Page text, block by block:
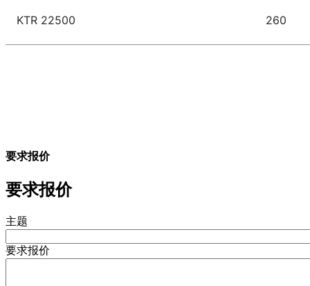
KTR 22500 260
要求报价
要求报价
主题
要求报价